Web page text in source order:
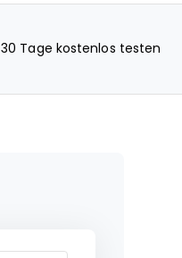
30 Tage kostenlos testen